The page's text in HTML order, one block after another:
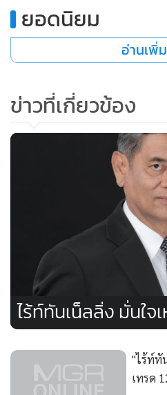
ปัจจุบัน บริษัทมีงานในมือ
เดือนกันยายน 2563 อยู่ที่ 4,265
ในอีก 2 ปี (ปี 64-65) เช่น 1) โครง
2,750 ล้านบาท มีความคืบหน้าโคร
ก่อสร้างและอาคารประกอบอุโมง
มูลค่าโครงการ 2,880 ล้านบาท มี
3) โครงการบ่อพักและท่อร้อยสาย
เหลือง กรุงเทพมหานคร มูลค่าโค
คืบหน้าโครงการ 40% 4) โครงกา
4 เลน ช่วงหนองหาน-พังโคน จ.สก
ล้านบาท มีความคืบหน้าโครงการ
ประตูระบายน้ำศรีสองรัก จ.เลย
มีความคืบหน้าโครงการ 14%
ปีตั้งแต่ก่อตั้งบริษัทมา (New
เติบโตของรายได้อยู่ที่ระดับ 10-
ยอดนิยม
อ่านเพิ่
ข่าวที่เกี่ยวข้อง
ไร้ท์ทันเน็ลลิ่ง มั่นใจ
"ไร้ท์ทั
เทรด